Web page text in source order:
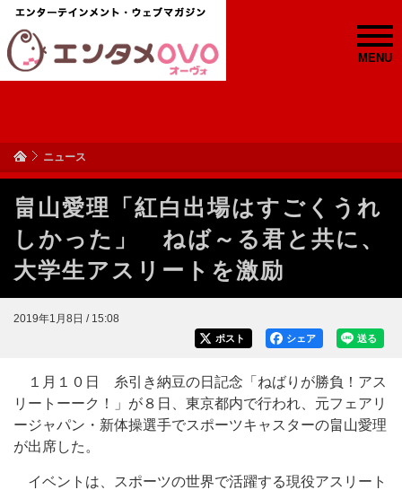
MENU
ニュース
畠山愛理「紅白出場はすごくうれ
しかった」 ねば～る君と共に、
大学生アスリートを激励
2019年1月8日 / 15:08
送る
シェア
ポスト
１月１０日 糸引き納豆の日記念「ねばりが勝負！アス
リートーーク！」が８日、東京都内で行われ、元フェアリ
ージャパン・新体操選手でスポーツキャスターの畠山愛理
が出席した。
イベントは、スポーツの世界で活躍する現役アスリート